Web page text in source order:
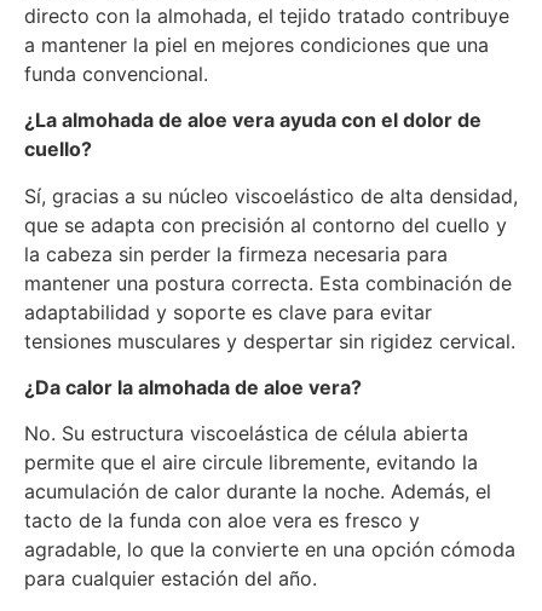
directo con la almohada, el tejido tratado contribuye
a mantener la piel en mejores condiciones que una
funda convencional.
¿La almohada de aloe vera ayuda con el dolor de
cuello?
Sí, gracias a su núcleo viscoelástico de alta densidad,
que se adapta con precisión al contorno del cuello y
la cabeza sin perder la firmeza necesaria para
mantener una postura correcta. Esta combinación de
adaptabilidad y soporte es clave para evitar
tensiones musculares y despertar sin rigidez cervical.
¿Da calor la almohada de aloe vera?
No. Su estructura viscoelástica de célula abierta
permite que el aire circule libremente, evitando la
acumulación de calor durante la noche. Además, el
tacto de la funda con aloe vera es fresco y
agradable, lo que la convierte en una opción cómoda
para cualquier estación del año.